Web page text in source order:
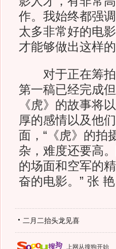
作。我始终都强
太多非常好的电
才能够做出这样
对于正在筹拍
第一稿已经完成
《虎》的故事将
厚的感情以及他
面，“《虎》的拍
杂，难度还要高
的场面和空军的
奋的电影。” 张 艳
二月二抬头龙见喜
上网从搜狗开始